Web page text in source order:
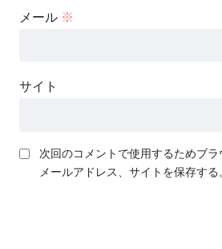
メール ※
サイト
次回のコメントで使用するためブラ
メールアドレス、サイトを保存する